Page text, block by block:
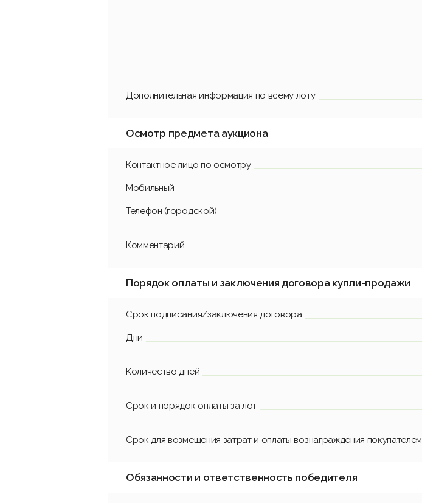
Дополнительная информация по всему лоту
Осмотр предмета аукциона
Контактное лицо по осмотру
Мобильный
Телефон (городской)
Комментарий
Порядок оплаты и заключения договора купли-продажи
Срок подписания/заключения договора
Дни
Количество дней
Срок и порядок оплаты за лот
Срок для возмещения затрат и оплаты вознаграждения покупателем
Обязанности и ответственность победителя